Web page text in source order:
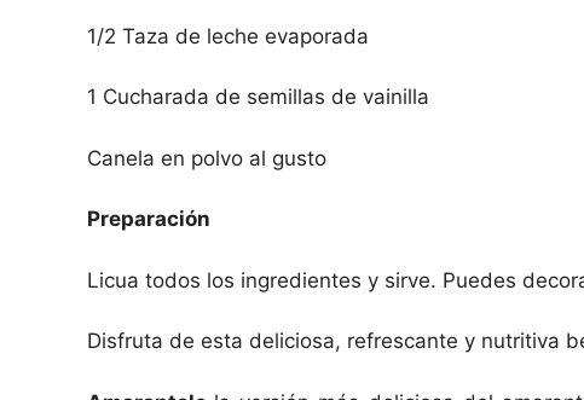
1/2 Taza de leche evaporada
1 Cucharada de semillas de vainilla
Canela en polvo al gusto
Preparación
Licua todos los ingredientes y sirve. Puedes
Disfruta de esta deliciosa, refrescante y nutritiva